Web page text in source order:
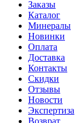
Заказы
Каталог
Минералы
Новинки
Оплата
Доставка
Контакты
Скидки
Отзывы
Новости
Экспертиза
Возврат